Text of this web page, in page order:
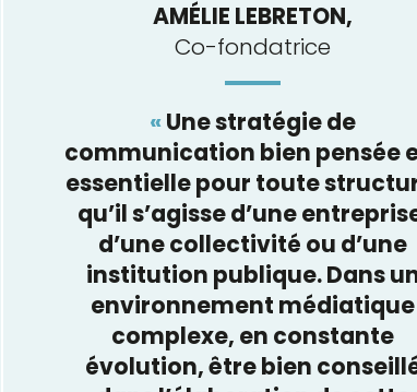
AMÉLIE LEBRETON,
Co-fondatrice
«Une stratégie de
communication bien pensée
essentielle pour toute
qu’il s’agisse d’une
d’une collectivité ou d’une
institution publique. Dans
environnement médiatique
complexe, en constante
évolution, être bien